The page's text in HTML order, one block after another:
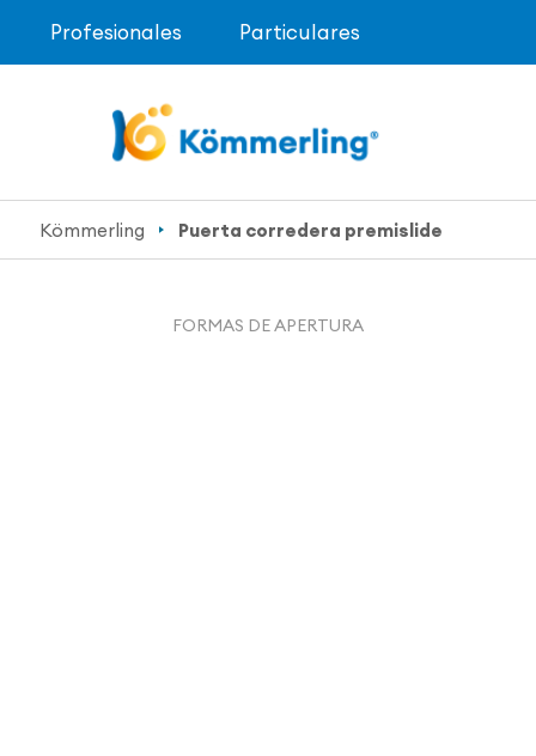
Profesionales Particulares
Kömmerling Puerta corredera premislide
FORMAS DE APERTURA